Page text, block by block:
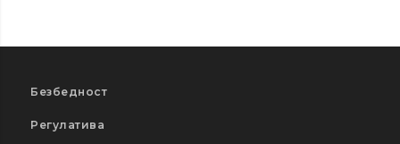
Безбедност
Регулатива